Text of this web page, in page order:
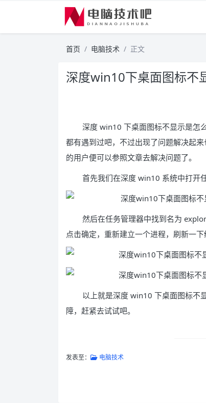
首页 电脑技术 正文
深度win10下桌面图标不
深度 win10 下桌面图标不显示是怎
都有遇到过吧，不过出现了问题解决起
的用户便可以参照文章去解决问题了。
首先我们在深度 win10 系统中打开
然后在任务管理器中找到名为
点击确定，重新建立一个进程，刷新一
以上就是深度 win10 下桌面图标不
障，赶紧去试试吧。
发表至： 电脑技术